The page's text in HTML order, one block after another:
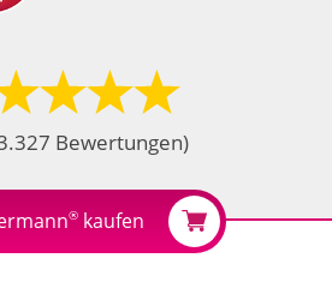
Bewertungen)
®kaufen